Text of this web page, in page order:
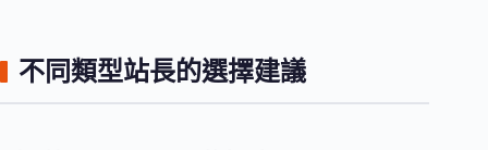
不同類型站長的選擇建議